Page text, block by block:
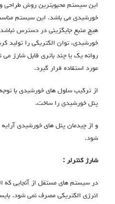
این سیستم محبوبترین روش
خورشیدی می باشد. این سیستم
هیچ منبع جایگزینی در دسترس
خورشیدی، توان الکتریکی را تولید
روانه یک یا چند باتری قابل شارژ می
مورد استفاده قرار گیرد.
از ترکیب سلول های خورشیدی با
پنل خورشیدی را ساخت.
و از چیدمان پنل های خورشیدی
شود.
شارژ کنترلر :
در سیستم های مستقل از آنجایی که
انرژی الکتریکی مصرف نمی شود.